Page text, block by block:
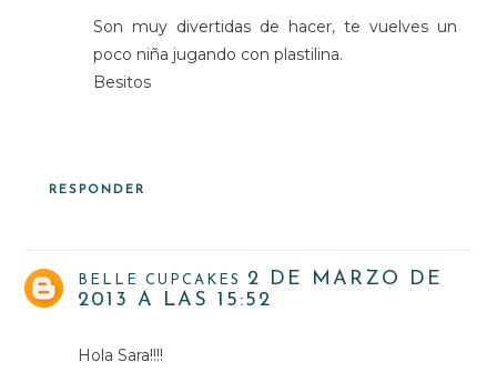
Son muy divertidas de hacer, te vuelves un
poco niña jugando con plastilina.
Besitos
RESPONDER
BELLE CUPCAKES
2 DE MARZO DE
2013 A LAS 15:52
Hola Sara!!!!